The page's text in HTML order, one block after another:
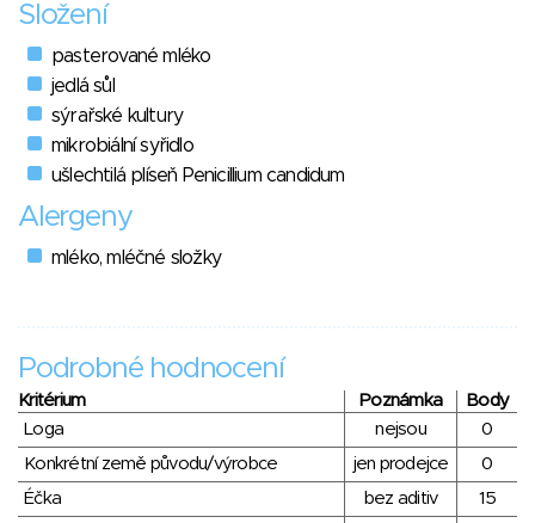
Složení
pasterované mléko
jedlá sůl
sýrařské kultury
mikrobiální syřidlo
ušlechtilá plíseň Penicillium candidum
Alergeny
mléko, mléčné složky
Podrobné hodnocení
Kritérium Poznámka
Body
Loga
nejsou
0
Konkrétní země původu/výrobce
jen prodejce
0
Éčka
bez aditiv 15